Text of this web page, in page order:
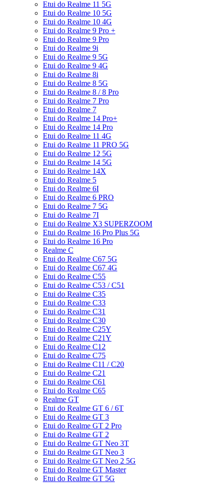
Etui do Realme 11 5G
Etui do Realme 10 5G
Etui do Realme 10 4G
Etui do Realme 9 Pro +
Etui do Realme 9 Pro
Etui do Realme 9i
Etui do Realme 9 5G
Etui do Realme 9 4G
Etui do Realme 8i
Etui do Realme 8 5G
Etui do Realme 8 / 8 Pro
Etui do Realme 7 Pro
Etui do Realme 7
Etui do Realme 14 Pro+
Etui do Realme 14 Pro
Etui do Realme 11 4G
Etui do Realme 11 PRO 5G
Etui do Realme 12 5G
Etui do Realme 14 5G
Etui do Realme 14X
Etui do Realme 5
Etui do Realme 6I
Etui do Realme 6 PRO
Etui do Realme 7 5G
Etui do Realme 7I
Etui do Realme X3 SUPERZOOM
Etui do Realme 16 Pro Plus 5G
Etui do Realme 16 Pro
Realme C
Etui do Realme C67 5G
Etui do Realme C67 4G
Etui do Realme C55
Etui do Realme C53 / C51
Etui do Realme C35
Etui do Realme C33
Etui do Realme C31
Etui do Realme C30
Etui do Realme C25Y
Etui do Realme C21Y
Etui do Realme C12
Etui do Realme C75
Etui do Realme C11 / C20
Etui do Realme C21
Etui do Realme C61
Etui do Realme C65
Realme GT
Etui do Realme GT 6 / 6T
Etui do Realme GT 3
Etui do Realme GT 2 Pro
Etui do Realme GT 2
Etui do Realme GT Neo 3T
Etui do Realme GT Neo 3
Etui do Realme GT Neo 2 5G
Etui do Realme GT Master
Etui do Realme GT 5G